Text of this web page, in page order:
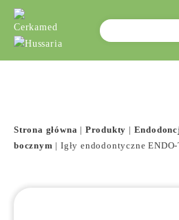
Szukaj:
Strona główna | Produkty |
bocznym |Igły endodontyczne ENDO-